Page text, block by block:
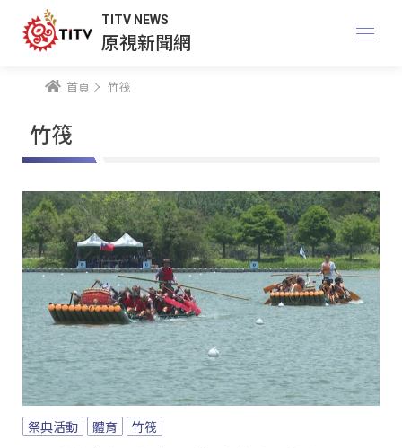
TITV NEWS
原視新聞網
首頁 竹筏
竹筏
祭典活動 體育 竹筏